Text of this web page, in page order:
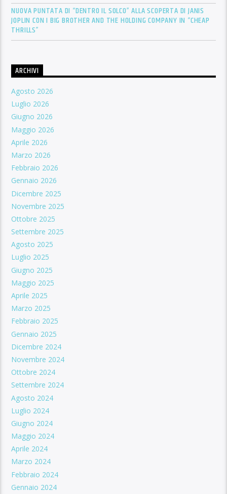
NUOVA PUNTATA DI “DENTRO IL SOLCO” ALLA SCOPERTA DI JANIS
JOPLIN CON I BIG BROTHER AND THE HOLDING COMPANY IN “CHEAP
THRILLS”
ARCHIVI
Agosto 2026
Luglio 2026
Giugno 2026
Maggio 2026
Aprile 2026
Marzo 2026
Febbraio 2026
Gennaio 2026
Dicembre 2025
Novembre 2025
Ottobre 2025
Settembre 2025
Agosto 2025
Luglio 2025
Giugno 2025
Maggio 2025
Aprile 2025
Marzo 2025
Febbraio 2025
Gennaio 2025
Dicembre 2024
Novembre 2024
Ottobre 2024
Settembre 2024
Agosto 2024
Luglio 2024
Giugno 2024
Maggio 2024
Aprile 2024
Marzo 2024
Febbraio 2024
Gennaio 2024